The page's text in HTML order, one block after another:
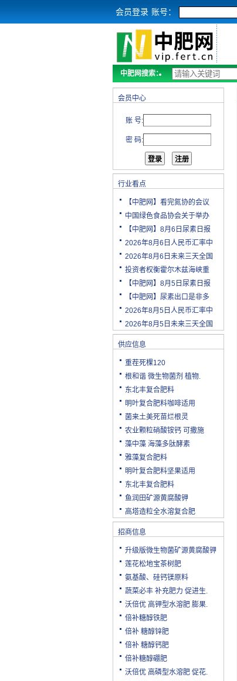
会员登录 账号：
中肥网搜索：
会员中心
账 号:
密 码:
行业看点
【中肥网】看完氮协的会议
中国绿色食品协会关于举办
【中肥网】8月6日尿素日报
2026年8月6日人民币汇率中
2026年8月6日未来三天全国
投资者权衡霍尔木兹海峡重
【中肥网】8月5日尿素日报
【中肥网】尿素出口是非多
2026年8月5日人民币汇率中
2026年8月5日未来三天全国
供应信息
重茬死棵120
根和谐 微生物菌剂 植物.
东北丰复合肥料
明叶复合肥料咖啡适用
菌来土美死苗烂根灵
农业颗粒硝酸铵钙 可撒施
藻中藻 海藻多肽酵素
雅藻复合肥料
明叶复合肥料坚果适用
东北丰复合肥料
鱼润田矿源黄腐酸钾
高塔造粒全水溶复合肥
招商信息
升级版微生物菌矿源黄腐酸钾
莲花松地宝茶树肥
氨基酸、硅钙镁原料
蔬菜必丰 补充肥力 促进生.
沃倍优 高钾型水溶肥 膨果.
倍补糖醇铁肥
倍补 糖醇锌肥
倍补 糖醇钙肥
倍补糖醇硼肥
沃倍优 高磷型水溶肥 促花.